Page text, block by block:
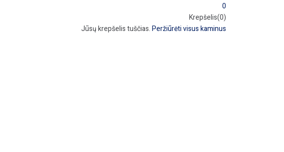
0
Krepšelis(0)
Jūsų krepšelis tuščias.Peržiūrėti visus kaminus